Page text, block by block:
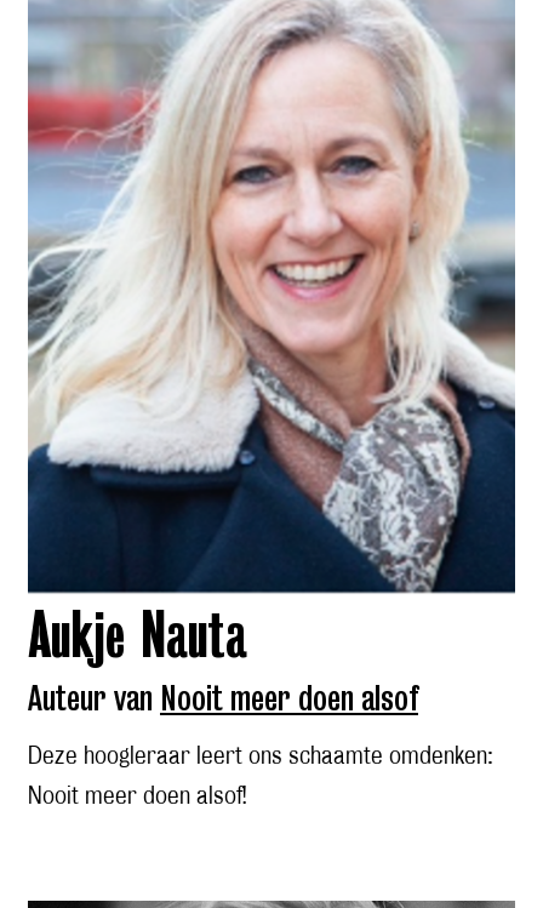
Aukje Nauta
Auteur van Nooit meer doen alsof
Deze hoogleraar leert ons schaamte omdenken:
Nooit meer doen alsof!